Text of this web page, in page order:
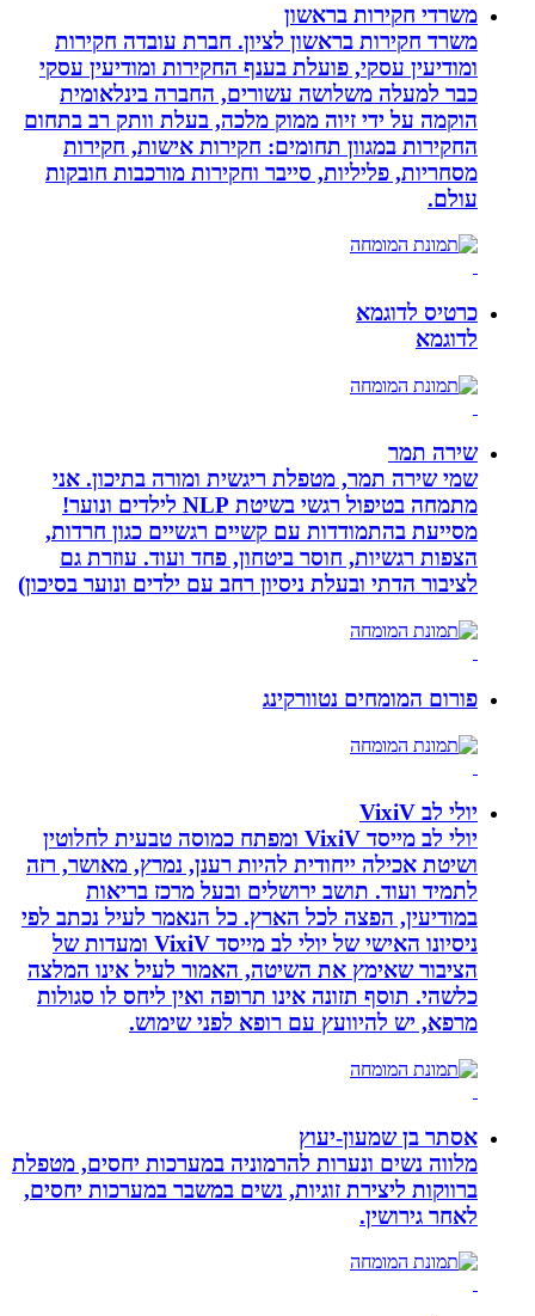
משרדי חקירות בראשון
משרד חקירות בראשון לציון. חברת עובדה חקירות
ומודיעין עסקי, פועלת בענף החקירות ומודיעין עסקי
כבר למעלה משלושה עשורים, החברה בינלאומית
הוקמה על ידי זיוה ממוק מלכה, בעלת וותק רב בתחום
החקירות במגוון תחומים: חקירות אישות, חקירות
מסחריות, פליליות, סייבר וחקירות מורכבות חובקות
עולם.
כרטיס לדוגמא
לדוגמא
שירה תמר
שמי שירה תמר, מטפלת ריגשית ומורה בתיכון. אני
מתמחה בטיפול רגשי בשיטת NLP לילדים ונוער!
מסייעת בהתמודדות עם קשיים רגשיים כגון חרדות,
הצפות רגשיות, חוסר ביטחון, פחד ועוד. עוזרת גם
לציבור הדתי ובעלת ניסיון רחב עם ילדים ונוער בסיכון)
פורום המומחים נטוורקינג
יולי לב VixiV
יולי לב מייסד VixiV ומפתח כמוסה טבעית לחלוטין
ושיטת אכילה ייחודית להיות רענן, נמרץ, מאושר, רזה
לתמיד ועוד. תושב ירושלים ובעל מרכז בריאות
במודיעין, הפצה לכל הארץ. כל הנאמר לעיל נכתב לפי
ניסיונו האישי של יולי לב מייסד VixiV ומעדות של
הציבור שאימץ את השיטה, האמור לעיל אינו המלצה
כלשהי. תוסף תזונה אינו תרופה ואין ליחס לו סגולות
מרפא, יש להיוועץ עם רופא לפני שימוש.
אסתר בן שמעון-יעוץ
מלווה נשים ונערות להרמוניה במערכות יחסים, מטפלת
ברווקות ליצירת זוגיות, נשים במשבר במערכות יחסים,
לאחר גירושין.